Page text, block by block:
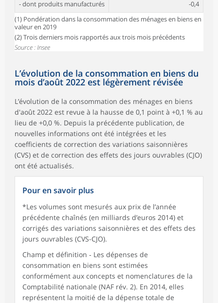
- dont produits manufacturés
-0,4
(1) Pondération dans la consommation des ménages en biens en
valeur en 2019
(2) Trois derniers mois rapportés aux trois mois précédents
Source : Insee
L’évolution de la consommation en biens du
mois d’août 2022 est légèrement révisée
L’évolution de la consommation des ménages en biens
d'août 2022 est revue à la hausse de 0,1 point à +0,1 % au
lieu de +0,0 %. Depuis la précédente publication, de
nouvelles informations ont été intégrées et les
coefficients de correction des variations saisonnières
(CVS) et de correction des effets des jours ouvrables (CJO)
ont été actualisés.
Pour en savoir plus
*Les volumes sont mesurés aux prix de l’année
précédente chaînés (en milliards d’euros 2014) et
corrigés des variations saisonnières et des effets des
jours ouvrables (CVS-CJO).
Champ et définition ‑ Les dépenses de
consommation en biens sont estimées
conformément aux concepts et nomenclatures de la
Comptabilité nationale (NAF rév. 2). En 2014, elles
représentent la moitié de la dépense totale de